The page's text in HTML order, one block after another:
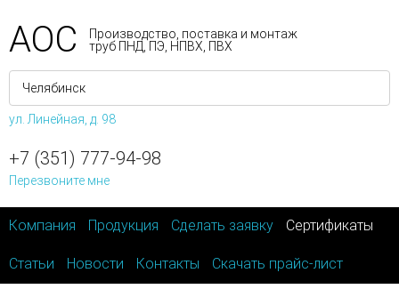
АОС
Производство, поставка и монтаж
труб ПНД, ПЭ, НПВХ, ПВХ
ул. Линейная, д. 98
+7 (351) 777-94-98
Перезвоните мне
Компания Продукция Сделать заявку Сертификаты
Статьи Новости Контакты Скачать прайс-лист